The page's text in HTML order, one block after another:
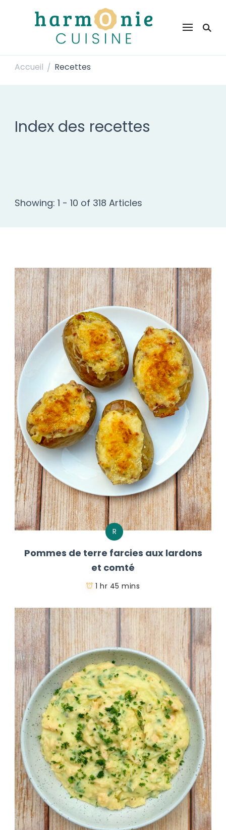
Harmonie Cuisine
Accueil / Recettes
Index des recettes
Showing: 1 - 10 of 318 Articles
R
Pommes de terre farcies aux lardons
et comté
1 hr 45 mins